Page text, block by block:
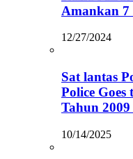
Amankan
12/27/2024
Sat lantas
Police Goes
Tahun
10/14/2025